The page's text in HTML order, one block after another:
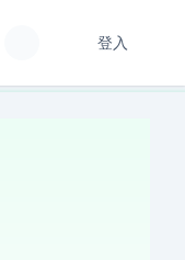
登入